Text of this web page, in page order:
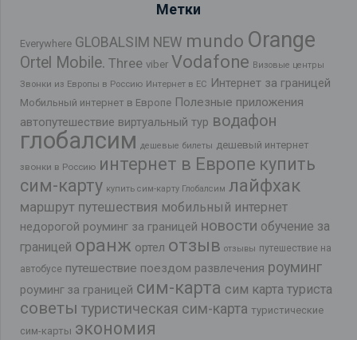
Метки
Everywhere GLOBALSIM NEW mundo Orange
Ortel Mobile. Three viber Vodafone Визовые центры
Звонки из Европы в Россию Интернет в ЕС Интернет за границей
Мобильный интернет в Европе Полезные приложения
автопутешествие виртуальный тур водафон
глобалсим дешевые билеты дешевый интернет
звонки в Россию интернет в Европе купить
сим-карту купить сим-карту Глобалсим лайфхак
маршрут путешествия мобильный интернет
недорогой роуминг за границей новости обучение за
границей оранж ортел отзыв отзывы путешествие на
автобусе путешествие поездом развлечения роуминг
роуминг за границей сим-карта сим карта туриста
советы туристическая сим-карта туристические
сим-карты экономия